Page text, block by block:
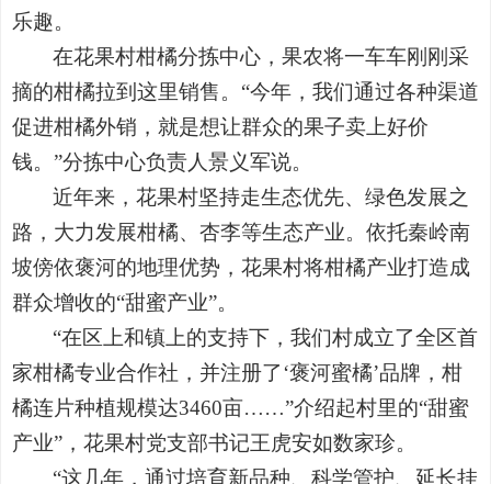
乐趣。
在花果村柑橘分拣中心，果农将一车车刚刚采
摘的柑橘拉到这里销售。“今年，我们通过各种渠道
促进柑橘外销，就是想让群众的果子卖上好价
钱。”分拣中心负责人景义军说。
近年来，花果村坚持走生态优先、绿色发展之
路，大力发展柑橘、杏李等生态产业。依托秦岭南
坡傍依褒河的地理优势，花果村将柑橘产业打造成
群众增收的“甜蜜产业”。
“在区上和镇上的支持下，我们村成立了全区首
家柑橘专业合作社，并注册了‘褒河蜜橘’品牌，柑
橘连片种植规模达3460亩……”介绍起村里的“甜蜜
产业”，花果村党支部书记王虎安如数家珍。
“这几年，通过培育新品种、科学管护、延长挂